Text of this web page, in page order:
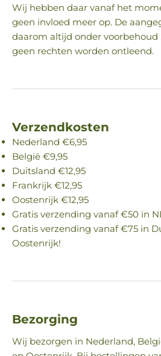
Wij hebben daar vanaf het
geen invloed meer op. De
daarom altijd onder voorbehoud
geen rechten worden ontleend.
Verzendkosten
Nederland €6,95
België €9,95
Duitsland €12,95
Frankrijk €12,95
Oostenrijk €12,95
Gratis verzending vanaf €50 in
Gratis verzending vanaf €75 in
Oostenrijk!
Bezorging
Wij bezorgen in Nederland,